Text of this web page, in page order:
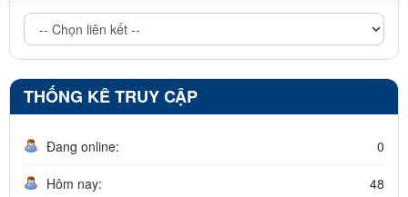
THỐNG KÊ TRUY CẬP
Đang online: 0
Hôm nay: 48